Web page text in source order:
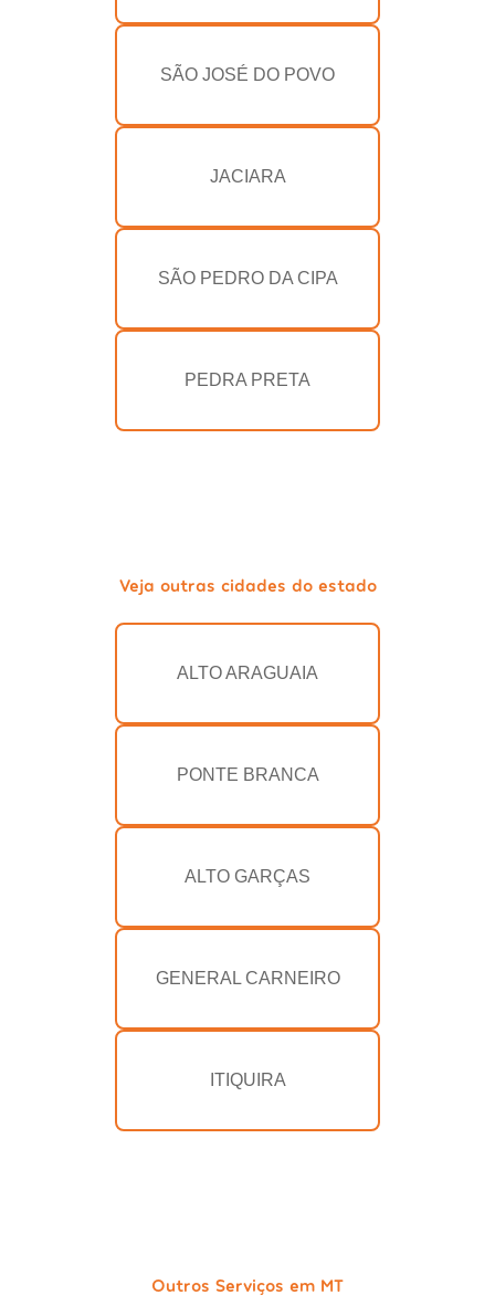
SÃO JOSÉ DO POVO
JACIARA
SÃO PEDRO DA CIPA
PEDRA PRETA
Veja outras cidades do estado
ALTO ARAGUAIA
PONTE BRANCA
ALTO GARÇAS
GENERAL CARNEIRO
ITIQUIRA
Outros Serviços em MT